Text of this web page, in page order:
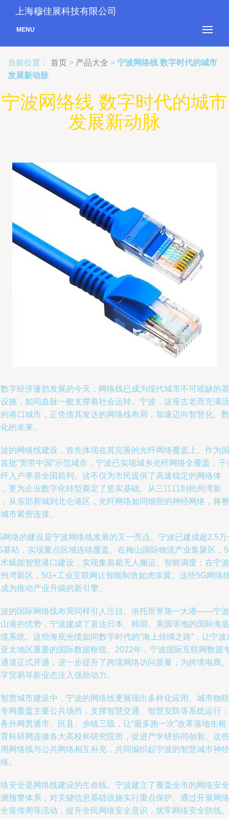
上海穆佳展科技有限公司
MENU
当前位置： 首页 > 产品大全 > 宁波网络线 数字时代的城市
发展新动脉
宁波网络线 数字时代的城市
发展新动脉
字经济蓬勃发展的今天，网络线已成为现代城市不可或缺的基
施，如同血脉一般支撑着社会运转。宁波，这座古老而充满活
港口城市，正凭借其发达的网络线布局，加速迈向智慧化、数
的未来。
的网络线建设，首先体现在其完善的光纤网络覆盖上。作为国
批“宽带中国”示范城市，宁波已实现城乡光纤网络全覆盖，千
入户率居全国前列。这不仅为市民提供了高速稳定的网络体
更为企业数字化转型奠定了坚实基础。从三江口到杭州湾新
从东部新城到北仑港区，光纤网络如同细密的神经网络，将整
市紧密连接。
网络的建设是宁波网络线发展的又一亮点。宁波已建成超2.5万
基站，实现重点区域连续覆盖。在梅山国际物流产业集聚区，
赋能智慧港口建设，实现集装箱无人搬运、智能调度；在宁波
湾新区，5G+工业互联网让智能制造如虎添翼。这些5G网络
为推动产业升级的新引擎。
的国际网络线布局同样引人注目。依托世界第一大港——宁波
港的优势，宁波建成了直达日本、韩国、美国等地的国际海底
系统。这些海底光缆如同数字时代的“海上丝绸之路”，让宁波
太地区重要的国际数据枢纽。2022年，宁波国际互联网数据
道正式开通，进一步提升了跨境网络访问质量，为跨境电商、
贸易等新业态注入强劲动力。
慧城市建设中，宁波的网络线更展现出多样化应用。城市物联
网覆盖主要公共场所，支撑智慧交通、智慧安防等系统运行；
外网贯通市、区县、乡镇三级，让“最多跑一次”改革落地生根
科研网连接各大高校和研究院所，促进产学研协同创新。这些
网络线与公共网络相互补充，共同编织起宁波的智慧城市神经
。
安全是网络线建设的生命线。宁波建立了覆盖全市的网络安全
预警体系，对关键信息基础设施实行重点保护。通过开展网络
宣传周等活动，提升全民网络安全意识，筑牢网络安全防线。